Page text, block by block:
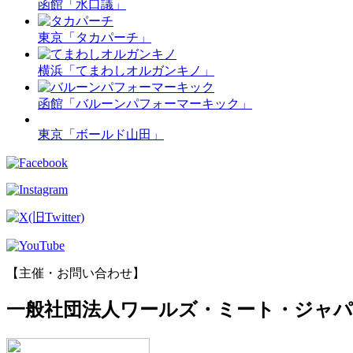
函館「水口議」
東京「タカパーチ」
横浜「てまわしオルガンキノ」
函館「バルーンパフォーマーキック」
東京「ボールド山田」
【主催・お問い合わせ】
一般社団法人ワールズ・ミート・ジャ